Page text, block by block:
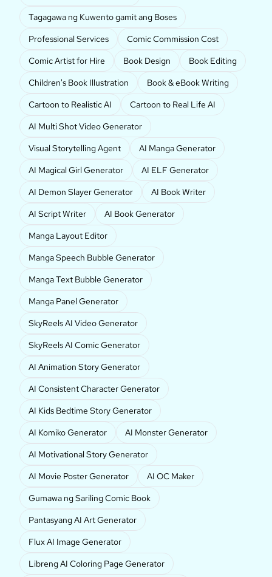
Tagagawa ng Kuwento gamit ang Boses
Professional Services
Comic Commission Cost
Comic Artist for Hire
Book Design
Book Editing
Children's Book Illustration
Book & eBook Writing
Cartoon to Realistic AI
Cartoon to Real Life AI
AI Multi Shot Video Generator
Visual Storytelling Agent
AI Manga Generator
AI Magical Girl Generator
AI ELF Generator
AI Demon Slayer Generator
AI Book Writer
AI Script Writer
AI Book Generator
Manga Layout Editor
Manga Speech Bubble Generator
Manga Text Bubble Generator
Manga Panel Generator
SkyReels AI Video Generator
SkyReels AI Comic Generator
AI Animation Story Generator
AI Consistent Character Generator
AI Kids Bedtime Story Generator
AI Komiko Generator
AI Monster Generator
AI Motivational Story Generator
AI Movie Poster Generator
AI OC Maker
Gumawa ng Sariling Comic Book
Pantasyang AI Art Generator
Flux AI Image Generator
Libreng AI Coloring Page Generator